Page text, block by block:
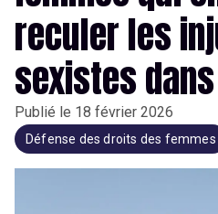
reculer les
sexistes
Publié le 18 février 2026
Défense des droits des femmes